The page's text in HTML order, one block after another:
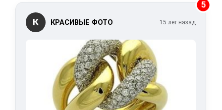
5
К КРАСИВЫЕ ФОТО 15 лет назад